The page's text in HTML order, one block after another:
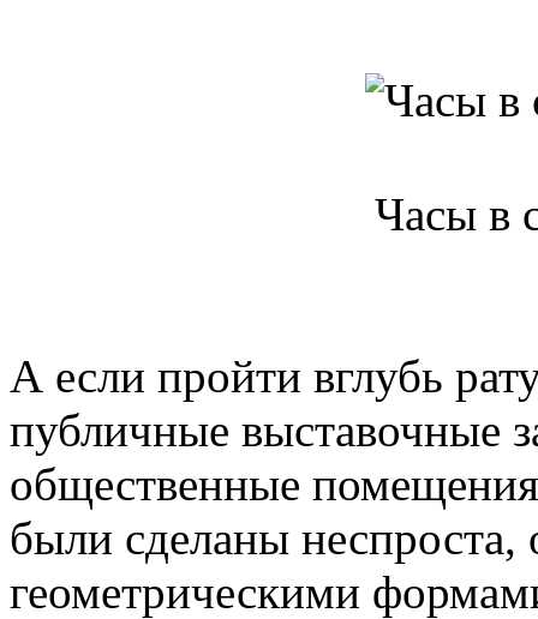
Часы в
А если пройти вглубь
публичные выставочные
общественные
были сделаны неспроста,
геометрическими